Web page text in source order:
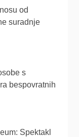
od
suradnje
s
bespovratnih
Spektakl